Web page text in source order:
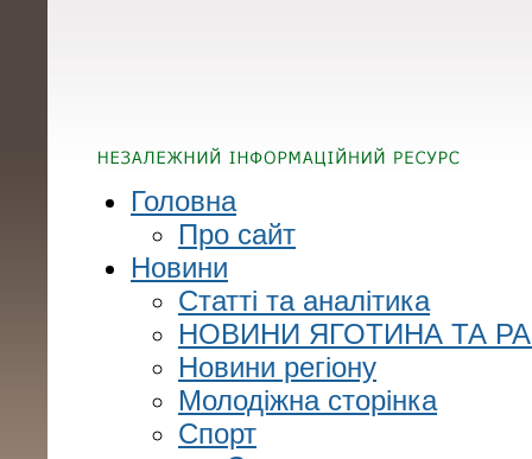
Головна
Про сайт
Новини
Статті та аналітика
НОВИНИ ЯГОТИНА ТА
Новини регіону
Молодіжна сторінка
Спорт